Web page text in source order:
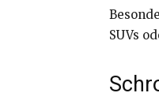
SUVs